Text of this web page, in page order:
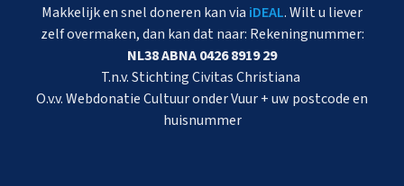
Makkelijk en snel doneren kan via iDEAL. Wilt u liever
zelf overmaken, dan kan dat naar: Rekeningnummer:
NL38 ABNA 0426 8919 29
T.n.v. Stichting Civitas Christiana
O.v.v. Webdonatie Cultuur onder Vuur + uw postcode en
huisnummer